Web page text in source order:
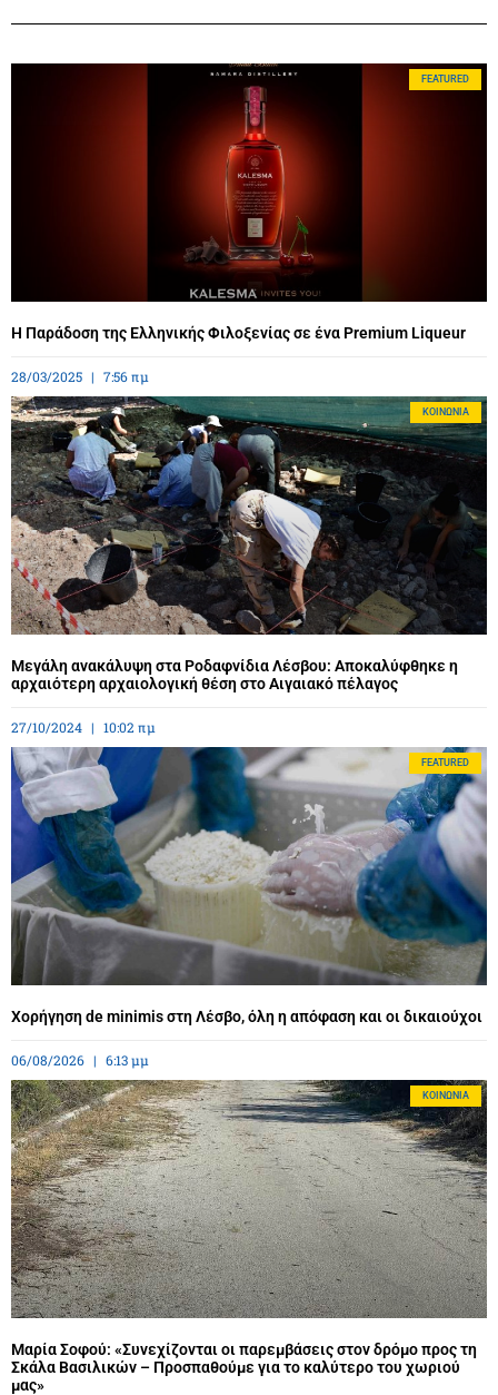
FEATURED
Η Παράδοση της Ελληνικής Φιλοξενίας σε ένα Premium Liqueur
28/03/2025 7:56 πμ
ΚΟΙΝΩΝΊΑ
Μεγάλη ανακάλυψη στα Ροδαφνίδια Λέσβου: Αποκαλύφθηκε η
αρχαιότερη αρχαιολογική θέση στο Αιγαιακό πέλαγος
27/10/2024 10:02 πμ
FEATURED
Χορήγηση de minimis στη Λέσβο, όλη η απόφαση και οι δικαιούχοι
06/08/2026 6:13 μμ
ΚΟΙΝΩΝΊΑ
Μαρία Σοφού: «Συνεχίζονται οι παρεμβάσεις στον δρόμο προς τη
Σκάλα Βασιλικών – Προσπαθούμε για το καλύτερο του χωριού
μας»